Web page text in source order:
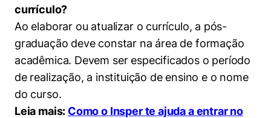
currículo?
Ao elaborar ou atualizar o currículo, a pós-
graduação deve constar na área de formação
acadêmica. Devem ser especificados o período
de realização, a instituição de ensino e o nome
do curso.
Leia mais: Como o Insper te ajuda a entrar no